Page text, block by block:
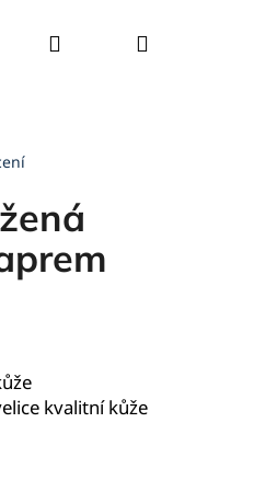
Deštníky
PřihlášeníNákupní
kvalitní kůže